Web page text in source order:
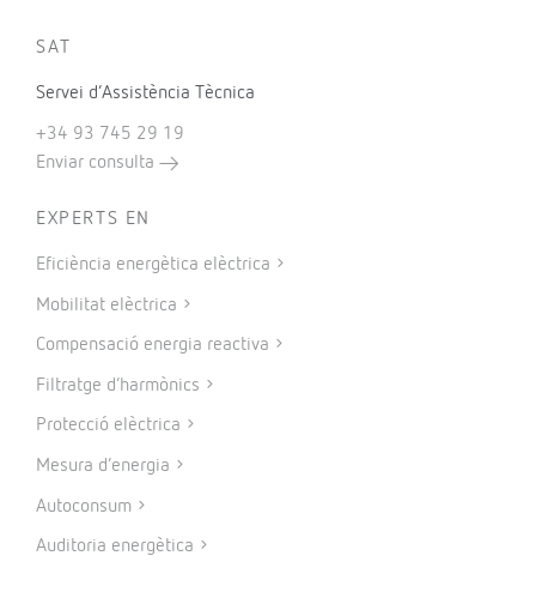
SAT
Servei d’Assistència Tècnica
+34 93 745 29 19
Enviar consulta
EXPERTS EN
Eficiència energètica elèctrica
Mobilitat elèctrica
Compensació energia reactiva
Filtratge d’harmònics
Protecció elèctrica
Mesura d’energia
Autoconsum
Auditoria energètica